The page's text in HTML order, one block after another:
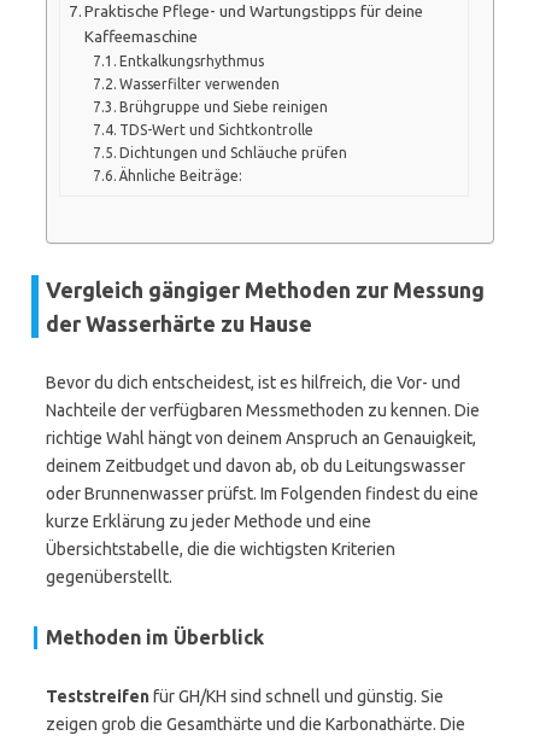
Praktische Pflege- und Wartungstipps für deine
Kaffeemaschine
Entkalkungsrhythmus
Wasserfilter verwenden
Brühgruppe und Siebe reinigen
TDS-Wert und Sichtkontrolle
Dichtungen und Schläuche prüfen
Ähnliche Beiträge:
Vergleich gängiger Methoden zur Messung
der Wasserhärte zu Hause
Bevor du dich entscheidest, ist es hilfreich, die Vor- und
Nachteile der verfügbaren Messmethoden zu kennen. Die
richtige Wahl hängt von deinem Anspruch an Genauigkeit,
deinem Zeitbudget und davon ab, ob du Leitungswasser
oder Brunnenwasser prüfst. Im Folgenden findest du eine
kurze Erklärung zu jeder Methode und eine
Übersichtstabelle, die die wichtigsten Kriterien
gegenüberstellt.
Methoden im Überblick
Teststreifenfür GH/KH sind schnell und günstig. Sie
zeigen grob die Gesamthärte und die Karbonathärte. Die